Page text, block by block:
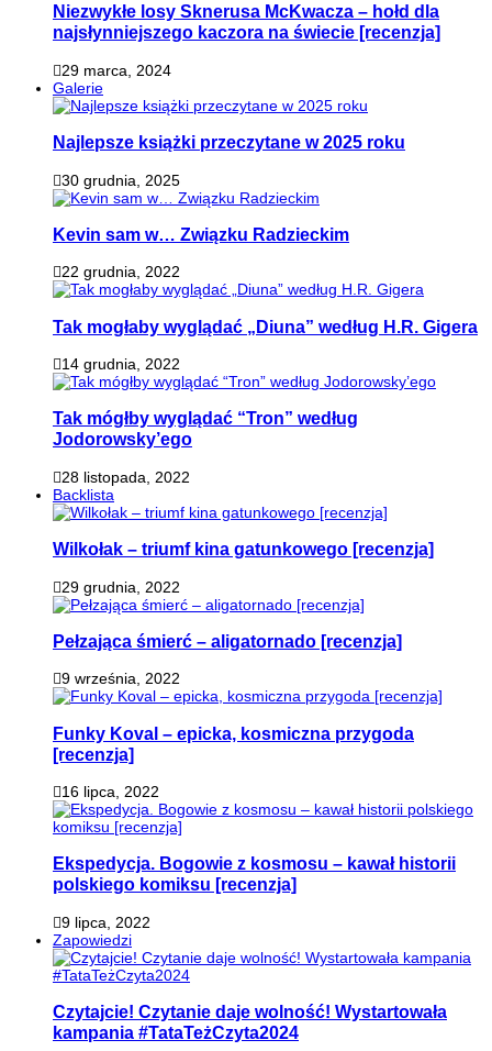
Niezwykłe losy Sknerusa McKwacza – hołd dla
najsłynniejszego kaczora na świecie [recenzja]
29 marca, 2024
Galerie
Najlepsze książki przeczytane w 2025 roku
30 grudnia, 2025
Kevin sam w… Związku Radzieckim
22 grudnia, 2022
Tak mogłaby wyglądać „Diuna” według H.R. Gigera
14 grudnia, 2022
Tak mógłby wyglądać “Tron” według
Jodorowsky’ego
28 listopada, 2022
Backlista
Wilkołak – triumf kina gatunkowego [recenzja]
29 grudnia, 2022
Pełzająca śmierć – aligatornado [recenzja]
9 września, 2022
Funky Koval – epicka, kosmiczna przygoda
[recenzja]
16 lipca, 2022
Ekspedycja. Bogowie z kosmosu – kawał historii
polskiego komiksu [recenzja]
9 lipca, 2022
Zapowiedzi
Czytajcie! Czytanie daje wolność! Wystartowała
kampania #TataTeżCzyta2024